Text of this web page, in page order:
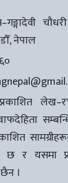
नेपाल
छ र यसमा
।